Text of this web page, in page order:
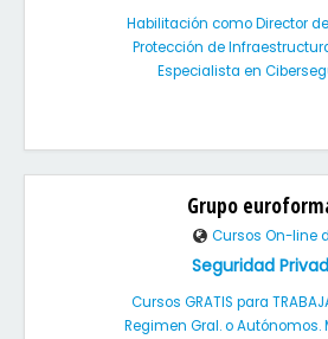
Habilitación como Director
Protección de
Especialista en
Grupo
Cursos On-line
Seguridad
Cursos GRATIS para
Regimen Gral. o Autónomos.